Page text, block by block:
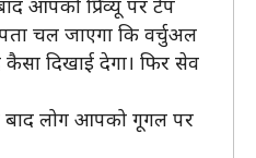
आपको प्रिव्यू पर टैप
चल जाएगा कि वर्चुअल
कैसा दिखाई देगा। फिर सेव
बाद लोग आपको गूगल पर